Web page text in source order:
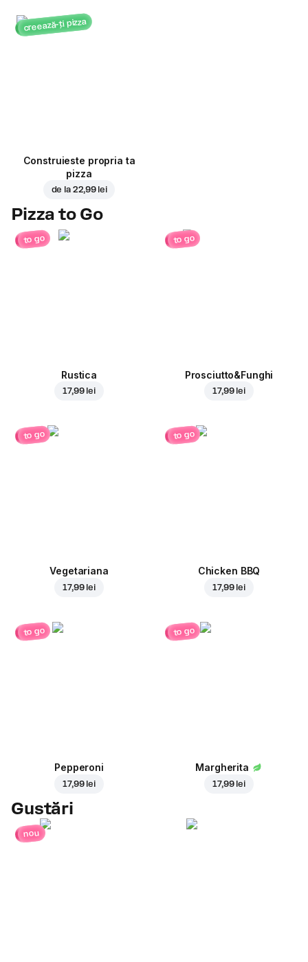
creează-ți pizza
Construieste propria ta
pizza
de la 22,99 lei
Pizza to Go
to go
Rustica
17,99 lei
to go
Prosciutto&Funghi
17,99 lei
to go
Vegetariana
17,99 lei
to go
Chicken BBQ
17,99 lei
to go
Pepperoni
17,99 lei
to go
Margherita
17,99 lei
Gustări
nou